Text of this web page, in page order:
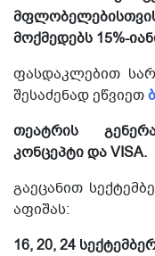
მოქმედებს 15%-
ფასდაკლებით
შესაძენად ეწვიეთ
თეატრის
კონცეპტი და VISA.
გაეცანით
აფიშას:
16, 20, 24